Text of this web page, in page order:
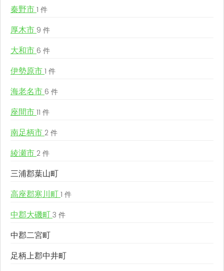
秦野市 1 件
厚木市 9 件
大和市 6 件
伊勢原市 1 件
海老名市 6 件
座間市 11 件
南足柄市 2 件
綾瀬市 2 件
三浦郡葉山町
高座郡寒川町 1 件
中郡大磯町 3 件
中郡二宮町
足柄上郡中井町